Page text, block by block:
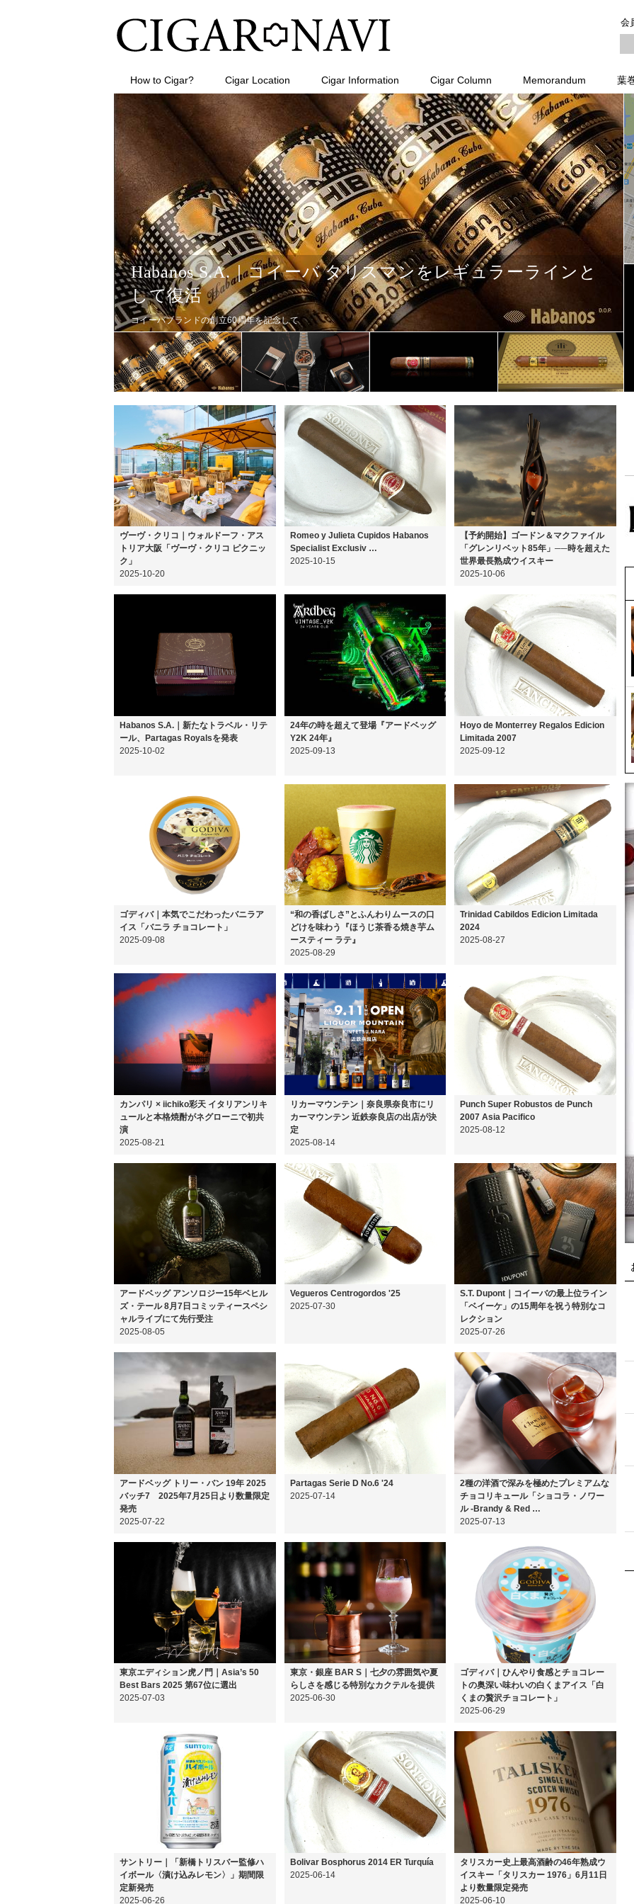
会
How to Cigar? Cigar Location Cigar Information Cigar Column Memorandum 葉
Habanos S.A.｜コイーバ タリスマンをレギュラーラインと
して復活
コイーバブランドの創立60周年を記念して
ヴーヴ・クリコ｜ウォルドーフ・アス
トリア大阪「ヴーヴ・クリコ ピクニッ
ク」
2025-10-20
Romeo y Julieta Cupidos Habanos
Specialist Exclusiv …
2025-10-15
【予約開始】ゴードン＆マクファイル
「グレンリベット85年」──時を超えた
世界最長熟成ウイスキー
2025-10-06
Habanos S.A.｜新たなトラベル・リテ
ール、Partagas Royalsを発表
2025-10-02
24年の時を超えて登場『アードベッグ
Y2K 24年』
2025-09-13
Hoyo de Monterrey Regalos Edicion
Limitada 2007
2025-09-12
ゴディバ｜本気でこだわったバニラア
イス「バニラ チョコレート」
2025-09-08
“和の香ばしさ”とふんわりムースの口
どけを味わう『ほうじ茶香る焼き芋ム
ースティー ラテ』
2025-08-29
Trinidad Cabildos Edicion Limitada
2024
2025-08-27
カンパリ × iichiko彩天 イタリアンリキ
ュールと本格焼酎がネグローニで初共
演
2025-08-21
リカーマウンテン｜奈良県奈良市にリ
カーマウンテン 近鉄奈良店の出店が決
定
2025-08-14
Punch Super Robustos de Punch
2007 Asia Pacifico
2025-08-12
アードベッグ アンソロジー15年ベヒル
ズ・テール 8月7日コミッティースペシ
ャルライブにて先行受注
2025-08-05
Vegueros Centrogordos '25
2025-07-30
S.T. Dupont｜コイーバの最上位ライン
「ベイーケ」の15周年を祝う特別なコ
レクション
2025-07-26
アードベッグ トリー・バン 19年 2025
バッチ7 2025年7月25日より数量限定
発売
2025-07-22
Partagas Serie D No.6 '24
2025-07-14
2種の洋酒で深みを極めたプレミアムな
チョコリキュール「ショコラ・ノワー
ル -Brandy & Red …
2025-07-13
東京エディション虎ノ門｜Asia’s 50
Best Bars 2025 第67位に選出
2025-07-03
東京・銀座 BAR S｜七夕の雰囲気や夏
らしさを感じる特別なカクテルを提供
2025-06-30
ゴディバ｜ひんやり食感とチョコレー
トの奥深い味わいの白くまアイス「白
くまの贅沢チョコレート」
2025-06-29
サントリー｜「新橋トリスバー監修ハ
イボール〈漬け込みレモン〉」期間限
定新発売
2025-06-26
Bolivar Bosphorus 2014 ER Turquía
2025-06-14
タリスカー史上最高酒齢の46年熟成ウ
イスキー「タリスカー 1976」6月11日
より数量限定発売
2025-06-10